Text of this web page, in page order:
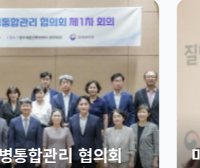
통합관리 협의회